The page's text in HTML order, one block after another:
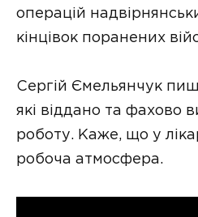
операцій
кінцівок поранених
Сергій Ємельянчук
які віддано та фахово
роботу. Каже, що у
робоча атмосфера.